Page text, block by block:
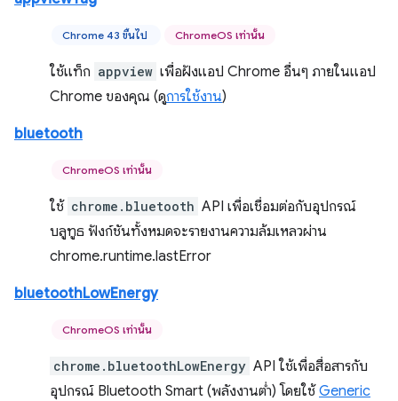
Chrome 43 ขึ้นไป ChromeOS เท่านั้น
ใช้แท็ก appview เพื่อฝังแอป Chrome อื่นๆ ภายในแอป
Chrome ของคุณ (ดูการใช้งาน)
bluetooth
ChromeOS เท่านั้น
ใช้ chrome.bluetooth API เพื่อเชื่อมต่อกับอุปกรณ์
บลูทูธ ฟังก์ชันทั้งหมดจะรายงานความล้มเหลวผ่าน
chrome.runtime.lastError
bluetoothLowEnergy
ChromeOS เท่านั้น
chrome.bluetoothLowEnergy API ใช้เพื่อสื่อสารกับ
อุปกรณ์ Bluetooth Smart (พลังงานต่ำ) โดยใช้ Generic